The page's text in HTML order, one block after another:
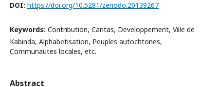
DOI: https://doi.org/10.5281/zenodo.20139267
Keywords: Contribution, Caritas, Developpement, Ville de
Kabinda, Alphabetisation, Peuples autochtones,
Communautes locales, etc.
Abstract